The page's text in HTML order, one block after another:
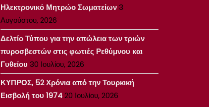
Ηλεκτρονικό Μητρώο Σωματείων3
Αυγούστου, 2026
Δελτίο Τύπου για την απώλεια των τριών
πυροσβεστών στις φωτιές Ρεθύμνου και
Γυθείου 30 Ιουλίου, 2026
ΚΥΠΡΟΣ, 52 Χρόνια από την Τουρκική
Εισβολή του 197420 Ιουλίου, 2026